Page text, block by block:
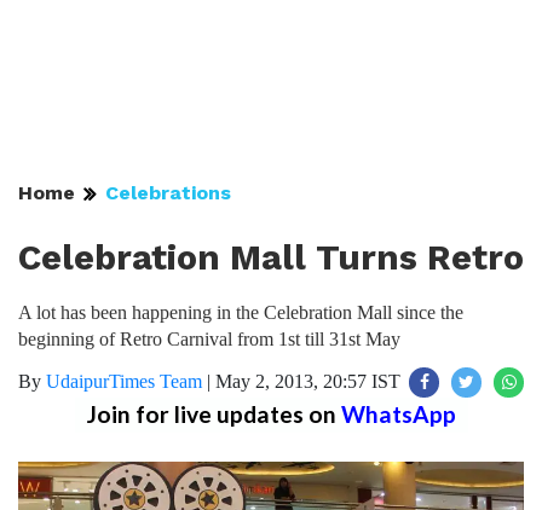
Home Celebrations
Celebration Mall Turns Retro
A lot has been happening in the Celebration Mall since the
beginning of Retro Carnival from 1st till 31st May
By UdaipurTimes Team | May 2, 2013, 20:57 IST
Join for live updates on WhatsApp